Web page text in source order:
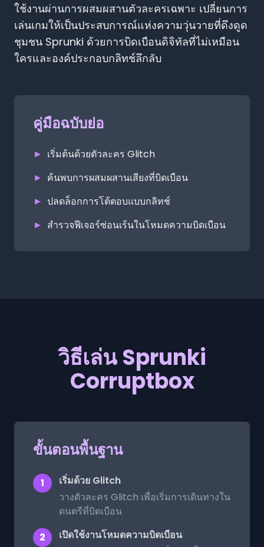
ใช้งานผ่านการผสมผสานตัวละครเฉพาะ เปลี่ยนการ
เล่นเกมให้เป็นประสบการณ์แห่งความวุ่นวายที่ดึงดูด
ชุมชน Sprunki ด้วยการบิดเบือนดิจิทัลที่ไม่เหมือน
ใครและองค์ประกอบกลิทช์ลึกลับ
คู่มือฉบับย่อ
► เริ่มต้นด้วยตัวละคร Glitch
► ค้นพบการผสมผสานเสียงที่บิดเบือน
► ปลดล็อกการโต้ตอบแบบกลิทช์
► สำรวจฟีเจอร์ซ่อนเร้นในโหมดความบิดเบือน
วิธีเล่น Sprunki
Corruptbox
ขั้นตอนพื้นฐาน
1
เริ่มด้วย Glitch
วางตัวละคร Glitch เพื่อเริ่มการเดินทางใน
ดนตรีที่บิดเบือน
2
เปิดใช้งานโหมดความบิดเบือน